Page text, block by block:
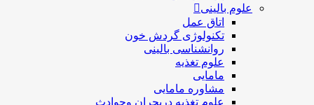
علوم بالینی
اتاق عمل
تکنولوژی گردش خون
روانشناسی بالینی
علوم تغذیه
مامایی
مشاوره مامایی
علوم تغذیه دربحران وحوادث